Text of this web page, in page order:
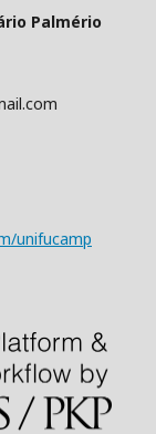
Palmério
unifucamp